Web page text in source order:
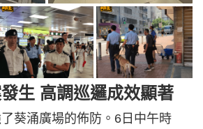
生 高調巡邏成效顯著
葵涌廣場的佈防。6日中午時